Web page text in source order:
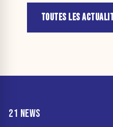
TOUTES LES
21 NEWS